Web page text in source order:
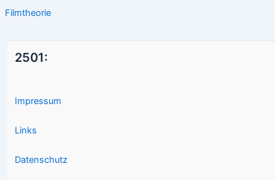
Filmtheorie
2501:
Impressum
Links
Datenschutz